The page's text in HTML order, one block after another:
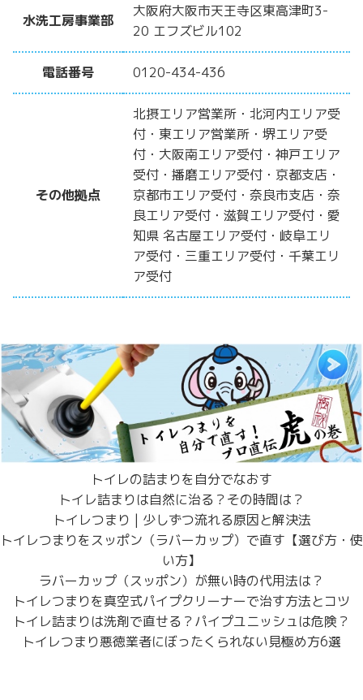
水洗工房事業部
大阪府大阪市天王寺区東高津町3-
20 エフズビル102
電話番号 0120-434-436
その他拠点
北摂エリア営業所・北河内エリア受
付・東エリア営業所・堺エリア受
付・大阪南エリア受付・神戸エリア
受付・播磨エリア受付・京都支店・
京都市エリア受付・奈良市支店・奈
良エリア受付・滋賀エリア受付・愛
知県 名古屋エリア受付・岐阜エリ
ア受付・三重エリア受付・千葉エリ
ア受付
トイレの詰まりを自分でなおす
トイレ詰まりは自然に治る？その時間は？
トイレつまり | 少しずつ流れる原因と解決法
トイレつまりをスッポン（ラバーカップ）で直す【選び方・使
い方】
ラバーカップ（スッポン）が無い時の代用法は？
トイレつまりを真空式パイプクリーナーで治す方法とコツ
トイレ詰まりは洗剤で直せる？パイプユニッシュは危険？
トイレつまり悪徳業者にぼったくられない見極め方6選